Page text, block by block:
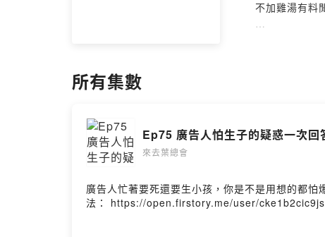
不加雞湯有料
所有集數
Ep75 廣告人怕生子的疑惑一次
來去葉總會
廣告人忙著要死還要生小孩，你是不是用想的都
法： https://open.firstory.me/user/